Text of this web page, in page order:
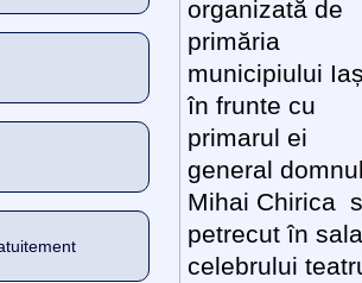
organizată de
primăria
municipiului
în frunte cu
primarul ei
general
Mihai Chirica
petrecut în
celebrului